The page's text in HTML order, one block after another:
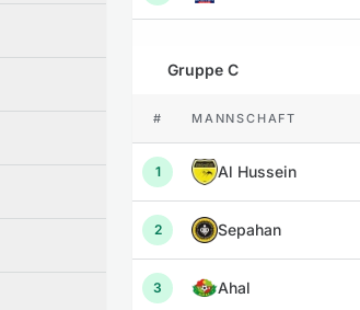
Gruppe C
# MANNSCHAFT
1 Al Hussein
2 Sepahan
3 Ahal